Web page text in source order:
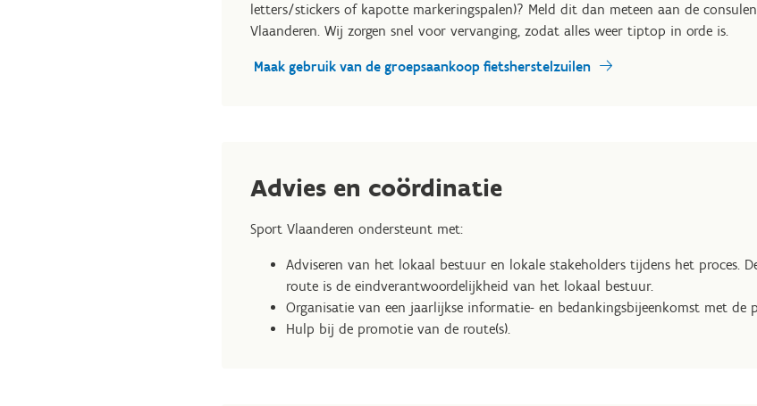
letters/stickers of kapotte markeringspalen)? Meld dit dan meteen aan de
Vlaanderen. Wij zorgen snel voor vervanging, zodat alles weer tiptop in orde is.
Maak gebruik van de groepsaankoop fietsherstelzuilen
Advies en coördinatie
Sport Vlaanderen ondersteunt met:
Adviseren van het lokaal bestuur en lokale stakeholders tijdens het proces.
route is de eindverantwoordelijkheid van het lokaal bestuur.
Organisatie van een jaarlijkse informatie- en bedankingsbijeenkomst met de
Hulp bij de promotie van de route(s).